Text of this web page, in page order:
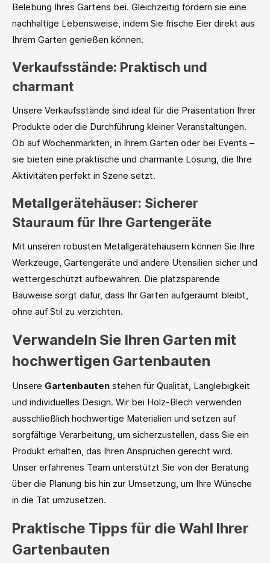
Belebung Ihres Gartens bei. Gleichzeitig fördern sie eine
nachhaltige Lebensweise, indem Sie frische Eier direkt aus
Ihrem Garten genießen können.
Verkaufsstände: Praktisch und
charmant
Unsere Verkaufsstände sind ideal für die Präsentation Ihrer
Produkte oder die Durchführung kleiner Veranstaltungen.
Ob auf Wochenmärkten, in Ihrem Garten oder bei Events –
sie bieten eine praktische und charmante Lösung, die Ihre
Aktivitäten perfekt in Szene setzt.
Metallgerätehäuser: Sicherer
Stauraum für Ihre Gartengeräte
Mit unseren robusten Metallgerätehäusern können Sie Ihre
Werkzeuge, Gartengeräte und andere Utensilien sicher und
wettergeschützt aufbewahren. Die platzsparende
Bauweise sorgt dafür, dass Ihr Garten aufgeräumt bleibt,
ohne auf Stil zu verzichten.
Verwandeln Sie Ihren Garten mit
hochwertigen Gartenbauten
Unsere Gartenbauten stehen für Qualität, Langlebigkeit
und individuelles Design. Wir bei Holz-Blech verwenden
ausschließlich hochwertige Materialien und setzen auf
sorgfältige Verarbeitung, um sicherzustellen, dass Sie ein
Produkt erhalten, das Ihren Ansprüchen gerecht wird.
Unser erfahrenes Team unterstützt Sie von der Beratung
über die Planung bis hin zur Umsetzung, um Ihre Wünsche
in die Tat umzusetzen.
Praktische Tipps für die Wahl Ihrer
Gartenbauten